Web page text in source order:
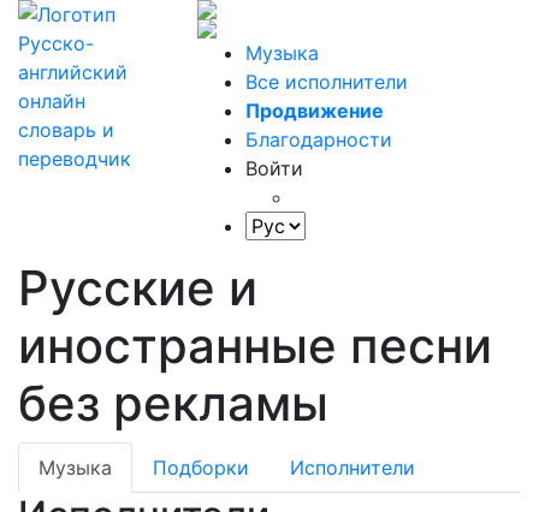
Музыка
Все исполнители
Продвижение
Благодарности
Войти
Русские и
иностранные песни
без рекламы
Музыка Подборки Исполнители